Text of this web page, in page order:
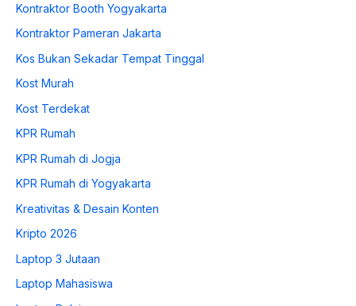
Kontraktor Booth Yogyakarta
Kontraktor Pameran Jakarta
Kos Bukan Sekadar Tempat Tinggal
Kost Murah
Kost Terdekat
KPR Rumah
KPR Rumah di Jogja
KPR Rumah di Yogyakarta
Kreativitas & Desain Konten
Kripto 2026
Laptop 3 Jutaan
Laptop Mahasiswa